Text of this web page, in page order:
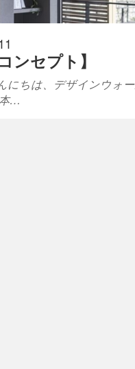
ンセプト】
にちは、デザインウォ
…